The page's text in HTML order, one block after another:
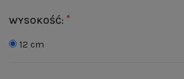
WYSOKOŚĆ: *
12 cm